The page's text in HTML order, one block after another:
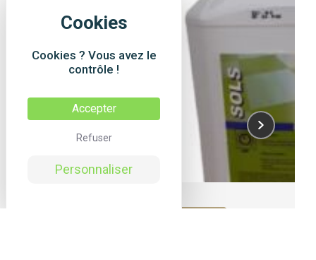
Cookies ? Vous avez le
contrôle !
Accepter
Refuser
Personnaliser